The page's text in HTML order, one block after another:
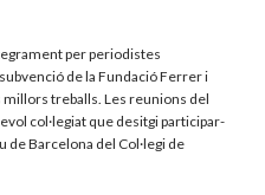
per periodistes
de la Fundació Ferrer i
millors treballs. Les reunions del
col·legiat que desitgi participar-
de Barcelona del Col·legi de